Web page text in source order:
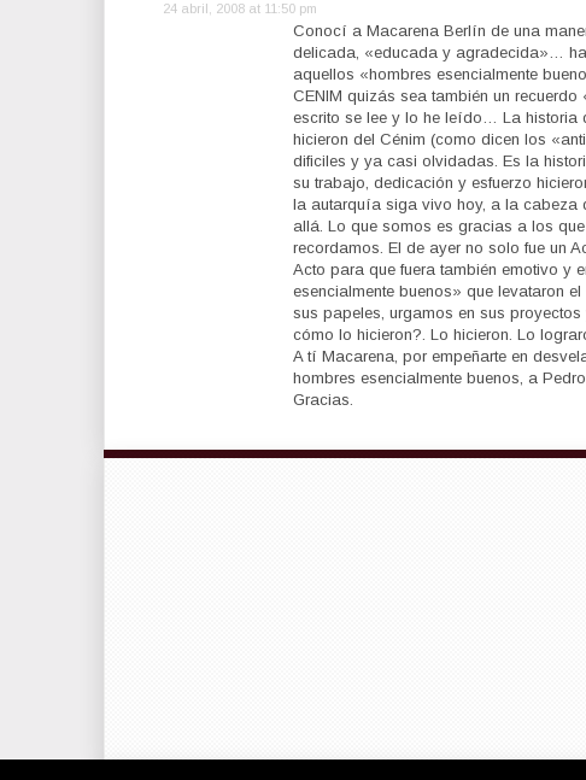
24 abril, 2008 at 11:50 pm
Conocí a Macarena Berlín de una
delicada, «educada y agradecida»…
aquellos «hombres esencialmente
CENIM quizás sea también un
escrito se lee y lo he leído… La historia
hicieron del Cénim (como dicen los
dificiles y ya casi olvidadas. Es la
su trabajo, dedicación y esfuerzo
la autarquía siga vivo hoy, a la cabeza
allá. Lo que somos es gracias a los
recordamos. El de ayer no solo fue un
Acto para que fuera también emotivo y
esencialmente buenos» que levataron
sus papeles, urgamos en sus
cómo lo hicieron?. Lo hicieron. Lo
A tí Macarena, por empeñarte en
hombres esencialmente buenos, a
Gracias.